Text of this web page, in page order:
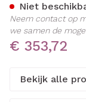
€ 353,72
Niet
Neem contact op
we samen de
Bekijk alle